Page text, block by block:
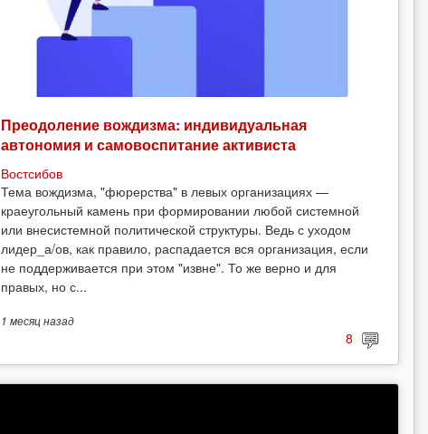
Преодоление вождизма: индивидуальная
автономия и самовоспитание активиста
Востсибов
Тема вождизма, "фюрерства" в левых организациях —
краеугольный камень при формировании любой системной
или внесистемной политической структуры. Ведь с уходом
лидер_а/ов, как правило, распадается вся организация, если
не поддерживается при этом "извне". То же верно и для
правых, но с...
1 месяцназад
8